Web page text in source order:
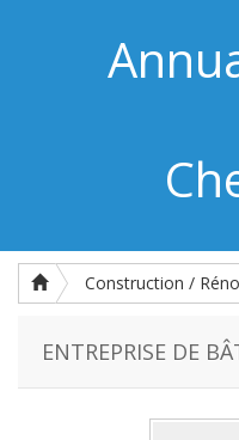
Construction /
ENTREPRISE DE